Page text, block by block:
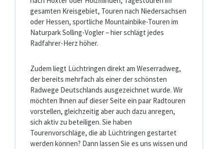
gesamten Kreisgebiet, Touren nach Niedersachsen
oder Hessen, sportliche Mountainbike-Touren im
Naturpark Solling-Vogler – hier schlägt jedes
Radfahrer-Herz höher.
Zudem liegt Lüchtringen direkt am Weserradweg,
der bereits mehrfach als einer der schönsten
Radwege Deutschlands ausgezeichnet wurde. Wir
möchten Ihnen auf dieser Seite ein paar Radtouren
vorstellen, gleichzeitig aber auch dazu anregen,
sich aktiv zu beteiligen. Sie haben
Tourenvorschläge, die ab Lüchtringen gestartet
werden können? Dann lassen Sie es uns wissen und